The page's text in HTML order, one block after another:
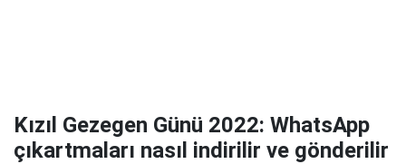
Kızıl Gezegen Günü 2022: WhatsApp
çıkartmaları nasıl indirilir ve gönderilir